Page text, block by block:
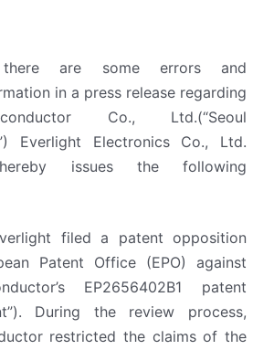
there are some errors and
in a press release regarding
Co., Ltd.(“Seoul
Everlight Electronics Co., Ltd.
hereby issues the following
filed a patent opposition
Patent Office (EPO) against
EP2656402B1 patent
During the review process,
restricted the claims of the